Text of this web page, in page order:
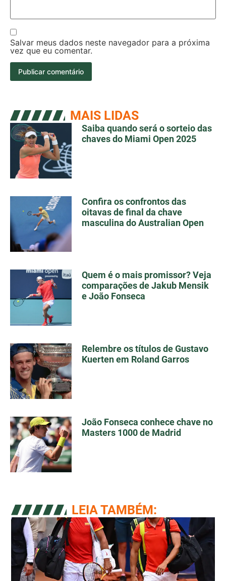
Salvar meus dados neste navegador para a próxima
vez que eu comentar.
MAIS LIDAS
Saiba quando será o sorteio das
chaves do Miami Open 2025
Confira os confrontos das
oitavas de final da chave
masculina do Australian Open
Quem é o mais promissor? Veja
comparações de Jakub Mensik
e João Fonseca
Relembre os títulos de Gustavo
Kuerten em Roland Garros
João Fonseca conhece chave no
Masters 1000 de Madrid
LEIA TAMBÉM: